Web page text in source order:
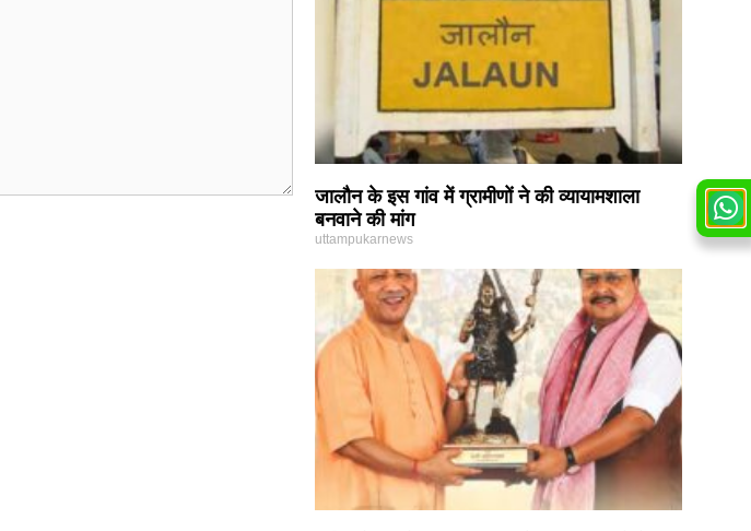
जालौन के इस गांव में ग्रामीणों ने की व्यायामशाला
बनवाने की मांग
uttampukarnews